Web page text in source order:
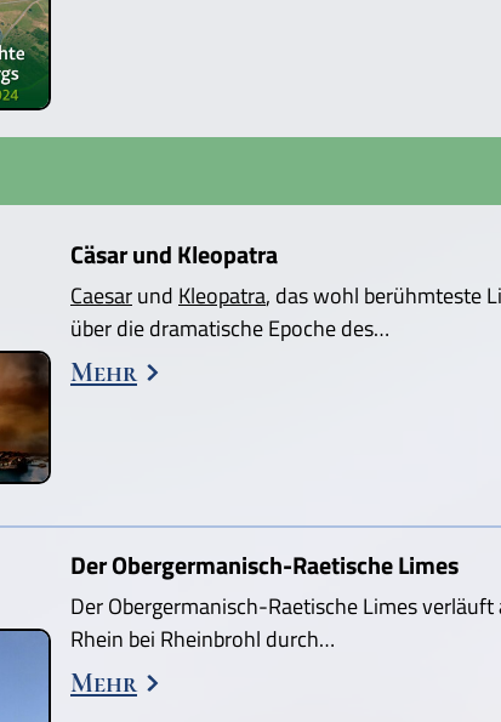
Cäsar und Kleopatra
Caesarund Kleopatra, das wohl berühmteste
über die dramatische Epoche des…
Mehr
Der Obergermanisch-Raetische Limes
Der Obergermanisch-Raetische Limes
Rhein bei Rheinbrohl durch…
Mehr